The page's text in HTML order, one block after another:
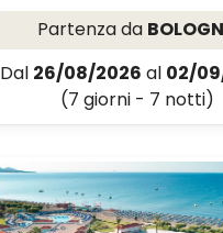
Partenza da
Dal 26/08/2026 al 02/
(7 giorni - 7 notti)